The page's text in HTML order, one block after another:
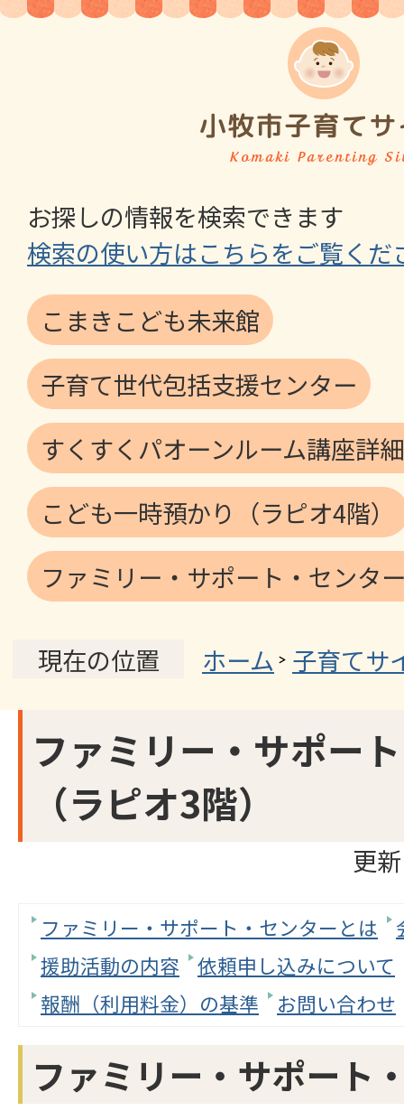
お探しの情報を検索できます
検索の使い方はこちらをご覧くだ
こまきこども未来館
子育て世代包括支援センター
すくすくパオーンルーム講座詳
こども一時預かり（ラピオ4階）
ファミリー・サポート・センタ
現在の位置 ホーム 子育てサ
ファミリー・サポー
（ラピオ3階）
更
ファミリー・サポート・センターとは
援助活動の内容
依頼申し込みについて
報酬（利用料金）の基準
お問い合わせ
ファミリー・サポート